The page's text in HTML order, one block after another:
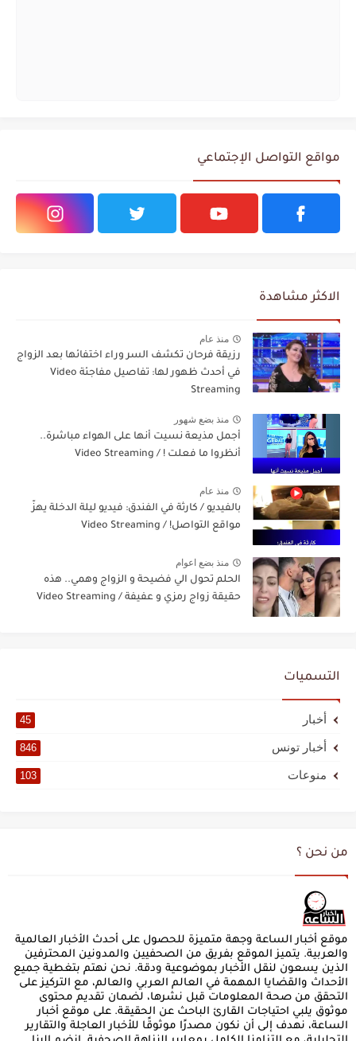
مواقع التواصل الإجتماعي
الاكثر مشاهدة
منذ عام
رزيقة فرحان تكشف السر وراء اختفائها بعد الزواج
في أحدث ظهور لها: تفاصيل مفاجئة Video
Streaming
منذ بضع شهور
أجمل مذيعة نسيت أنها على الهواء مباشرة..
أنظروا ما فعلت ! / Video Streaming
منذ عام
بالفيديو / كارثة في الفندق: فيديو ليلة الدخلة يهزّ
مواقع التواصل! / Video Streaming
منذ بضع اعوام
الحلم تحول الي فضيحة و الزواج وهمي.. هذه
حقيقة زواج رمزي و عفيفة / Video Streaming
التسميات
أخبار 45
أخبار تونس 846
منوعات 103
من نحن ؟
موقع أخبار الساعة وجهة متميزة للحصول على أحدث الأخبار العالمية
والعربية. يتميز الموقع بفريق من الصحفيين والمدونين المحترفين
الذين يسعون لنقل الأخبار بموضوعية ودقة. نحن نهتم بتغطية جميع
الأحداث والقضايا المهمة في العالم العربي والعالم، مع التركيز على
التحقق من صحة المعلومات قبل نشرها، لضمان تقديم محتوى
موثوق يلبي احتياجات القارئ الباحث عن الحقيقة. على موقع أخبار
الساعة، نهدف إلى أن نكون مصدرًا موثوقًا للأخبار العاجلة والتقارير